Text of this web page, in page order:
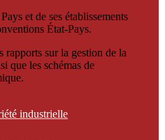
et de ses établissements
État-Pays.
rapports sur la gestion de la
que les schémas de
industrielle